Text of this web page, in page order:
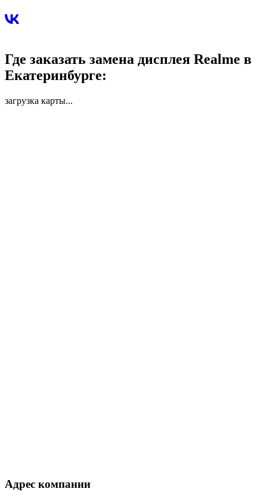
Где заказать замена дисплея Realme в
Екатеринбурге:
загрузка карты...
Адрес компании